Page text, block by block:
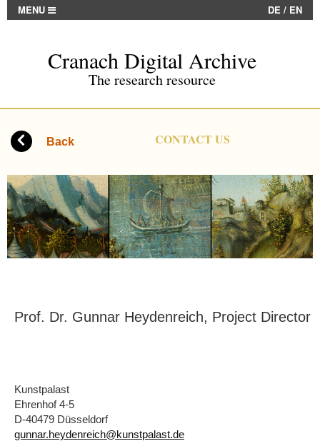
MENU DE / EN
Cranach Digital Archive
The research resource
Back CONTACT US
Prof. Dr. Gunnar Heydenreich, Project Director
Kunstpalast
Ehrenhof 4-5
D-40479 Düsseldorf
gunnar.heydenreich@kunstpalast.de